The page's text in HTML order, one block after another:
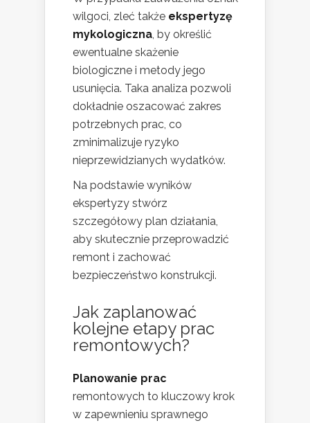
wilgoci, zleć także ekspertyzę
mykologiczna , by określić
ewentualne skażenie
biologiczne i metody jego
usunięcia. Taka analiza pozwoli
dokładnie oszacować zakres
potrzebnych prac, co
zminimalizuje ryzyko
nieprzewidzianych wydatków.
Na podstawie wyników
ekspertyzy stwórz
szczegółowy plan działania,
aby skutecznie przeprowadzić
remont i zachować
bezpieczeństwo konstrukcji.
Jak zaplanować
kolejne etapy prac
remontowych?
Planowanie prac
remontowych to kluczowy krok
w zapewnieniu sprawnego